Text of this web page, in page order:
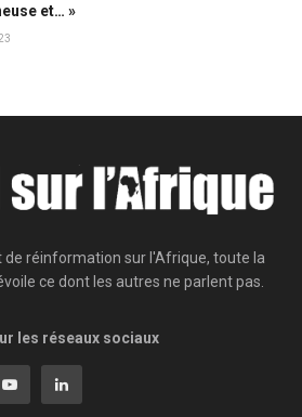
et… »
de réinformation sur l'Afrique, toute la
ce dont les autres ne parlent pas.
les réseaux sociaux